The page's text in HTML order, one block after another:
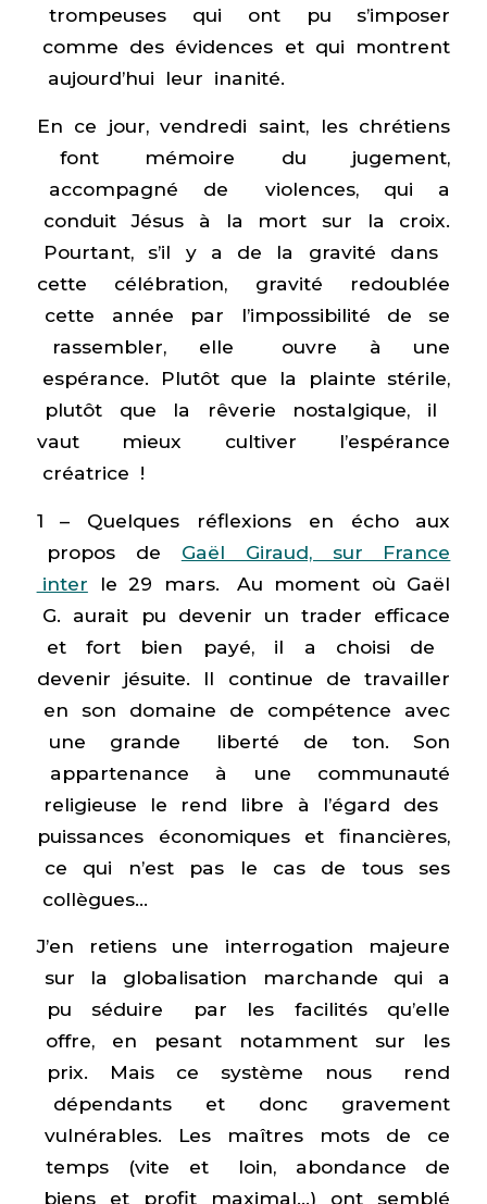
trompeuses qui ont pu s’imposer
comme des évidences et qui montrent
aujourd’hui leur inanité.
En ce jour, vendredi saint, les chrétiens
font mémoire du jugement,
accompagné de violences, qui a
conduit Jésus à la mort sur la croix.
Pourtant, s’il y a de la gravité dans
cette célébration, gravité redoublée
cette année par l’impossibilité de se
rassembler, elle ouvre à une
espérance. Plutôt que la plainte stérile,
plutôt que la rêverie nostalgique, il
vaut mieux cultiver l’espérance
créatrice !
1 – Quelques réflexions en écho aux
propos de Gaël Giraud, sur France
inter le 29 mars. Au moment où Gaël
G. aurait pu devenir un trader efficace
et fort bien payé, il a choisi de
devenir jésuite. Il continue de travailler
en son domaine de compétence avec
une grande liberté de ton. Son
appartenance à une communauté
religieuse le rend libre à l’égard des
puissances économiques et financières,
ce qui n’est pas le cas de tous ses
collègues…
J’en retiens une interrogation majeure
sur la globalisation marchande qui a
pu séduire par les facilités qu’elle
offre, en pesant notamment sur les
prix. Mais ce système nous rend
dépendants et donc gravement
vulnérables. Les maîtres mots de ce
temps (vite et loin, abondance de
biens et profit maximal…) ont semblé